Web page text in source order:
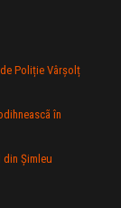
Poliție Vârșolț
în
Şimleu